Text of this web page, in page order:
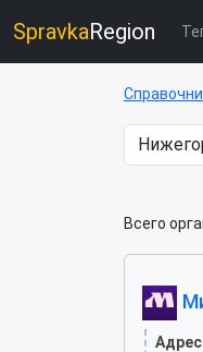
SpravkaRegion
Всего